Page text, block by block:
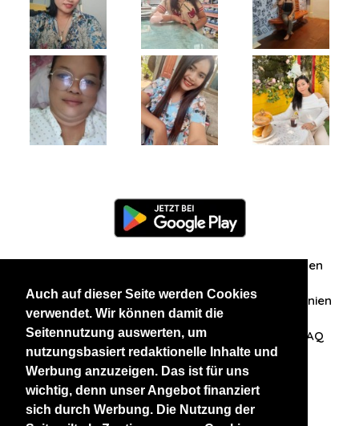
Auch auf dieser Seite werden Cookies
verwendet. Wir können damit die
Seitennutzung auswerten, um
nutzungsbasiert redaktionelle Inhalte und
Werbung anzuzeigen. Das ist für uns
wichtig, denn unser Angebot finanziert
sich durch Werbung. Die Nutzung der
Zuschriften/Erfahrungen
Datenschutzerklärung AGB Datenschutzrichtlinien
Nehmen Sie Kontakt mit uns auf FAQ
Unsere anderen Websites
BlackAndBeauties RussianKisses